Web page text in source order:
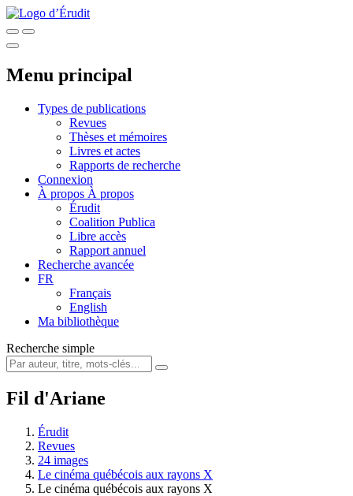
Menu principal
Types de publications
Revues
Thèses et mémoires
Livres et actes
Rapports de recherche
Connexion
À propos À propos
Érudit
Coalition Publica
Libre accès
Rapport annuel
Recherche avancée
FR
Français
English
Ma bibliothèque
Recherche simple
Fil d'Ariane
Érudit
Revues
24 images
Le cinéma québécois aux rayons X
Le cinéma québécois aux rayons X